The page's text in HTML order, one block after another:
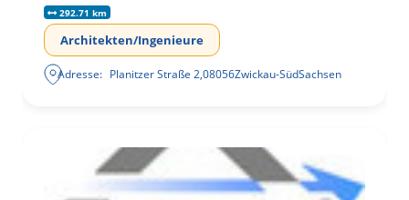
292.71 km
Architekten/Ingenieure
Adresse: Planitzer Straße 2,08056Zwickau-SüdSachsen